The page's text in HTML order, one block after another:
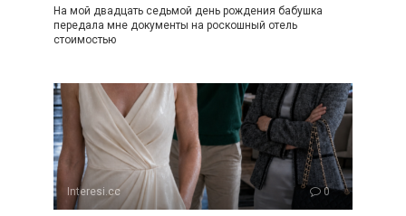
На мой двадцать седьмой день рождения бабушка
передала мне документы на роскошный отель
стоимостью
Interesi.cc 0